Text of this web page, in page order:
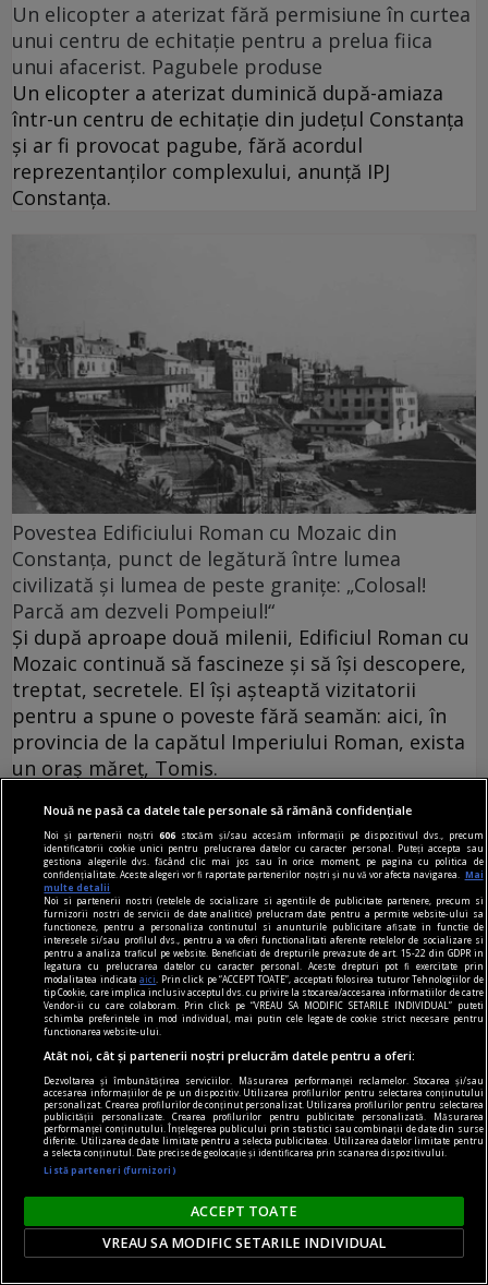
Un elicopter a aterizat fără permisiune în curtea
unui centru de echitație pentru a prelua fiica
unui afacerist. Pagubele produse
Un elicopter a aterizat duminică după-amiaza
într-un centru de echitație din județul Constanța
și ar fi provocat pagube, fără acordul
reprezentanților complexului, anunță IPJ
Constanța.
Povestea Edificiului Roman cu Mozaic din
Constanța, punct de legătură între lumea
civilizată și lumea de peste granițe: „Colosal!
Parcă am dezveli Pompeiul!“
Și după aproape două milenii, Edificiul Roman cu
Mozaic continuă să fascineze și să își descopere,
treptat, secretele. El își așteaptă vizitatorii
pentru a spune o poveste fără seamăn: aici, în
provincia de la capătul Imperiului Roman, exista
un oraș măreț, Tomis.
Tezaurul din adâncuri: Cum rescrie o epavă
romană istoria comerțului cu vin. „Una dintre
cele mai importante descoperiri recente din
domeniul arheologiei subacvatice”
Scafandrii italieni au descoperit epava unei nave
romane în largul Siciliei, plină până la refuz cu
sute de amfore în stare foarte bună, folosite
Nouă ne pasă ca datele tale personale să rămână confidențiale
Noi și partenerii noștri606 stocăm și/sau accesăm informații pe dispozitivul dvs., precum
identificatorii cookie unici pentru prelucrarea datelor cu caracter personal. Puteți accepta sau
gestiona alegerile dvs. făcând clic mai jos sau în orice moment, pe pagina cu politica de
confidențialitate. Aceste alegeri vor fi raportate partenerilor noștri și nu vă vor afecta navigarea.
Mai
multe detalii
Noi si partenerii nostri (retelele de socializare si agentiile de publicitate partenere, precum si
furnizorii nostri de servicii de date analitice) prelucram date pentru a permite website-ului sa
functioneze, pentru a personaliza continutul si anunturile publicitare afisate in functie de
interesele si/sau profilul dvs., pentru a va oferi functionalitati aferente retelelor de socializare si
pentru a analiza traficul pe website. Beneficiati de drepturile prevazute de art. 15-22 din GDPR in
legatura cu prelucrarea datelor cu caracter personal. Aceste drepturi pot fi exercitate prin
modalitatea indicataaici
. Prin click pe “ACCEPT TOATE”, acceptati folosirea tuturor Tehnologiilor de
tip Cookie, care implica inclusiv acceptul dvs. cu privire la stocarea/accesarea informatiilor de catre
Vendor-ii cu care colaboram. Prin click pe “VREAU SA MODIFIC SETARILE INDIVIDUAL” puteti
schimba preferintele in mod individual, mai putin cele legate de cookie strict necesare pentru
functionarea website-ului.
Atât noi, cât și partenerii noștri prelucrăm datele pentru a oferi:
Dezvoltarea și îmbunătățirea serviciilor. Măsurarea performanței reclamelor. Stocarea și/sau
accesarea informațiilor de pe un dispozitiv. Utilizarea profilurilor pentru selectarea conținutului
personalizat. Crearea profilurilor de conținut personalizat. Utilizarea profilurilor pentru selectarea
publicității personalizate. Crearea profilurilor pentru publicitate personalizată. Măsurarea
performanței conținutului. Înțelegerea publicului prin statistici sau combinații de date din surse
diferite. Utilizarea de date limitate pentru a selecta publicitatea. Utilizarea datelor limitate pentru
a selecta conținutul. Date precise de geolocație și identificarea prin scanarea dispozitivului.
Listă parteneri (furnizori)
ACCEPT TOATE
VREAU SA MODIFIC SETARILE INDIVIDUAL